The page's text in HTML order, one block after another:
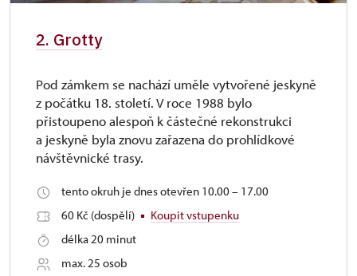
2. Grotty
Pod zámkem se nachází uměle vytvořené jeskyně
z počátku 18. století. V roce 1988 bylo
přistoupeno alespoň k částečné rekonstrukci
a jeskyně byla znovu zařazena do prohlídkové
návštěvnické trasy.
tento okruh je dnes otevřen 10.00 – 17.00
60 Kč (dospělí)
Koupit vstupenku
délka 20 minut
max. 25 osob